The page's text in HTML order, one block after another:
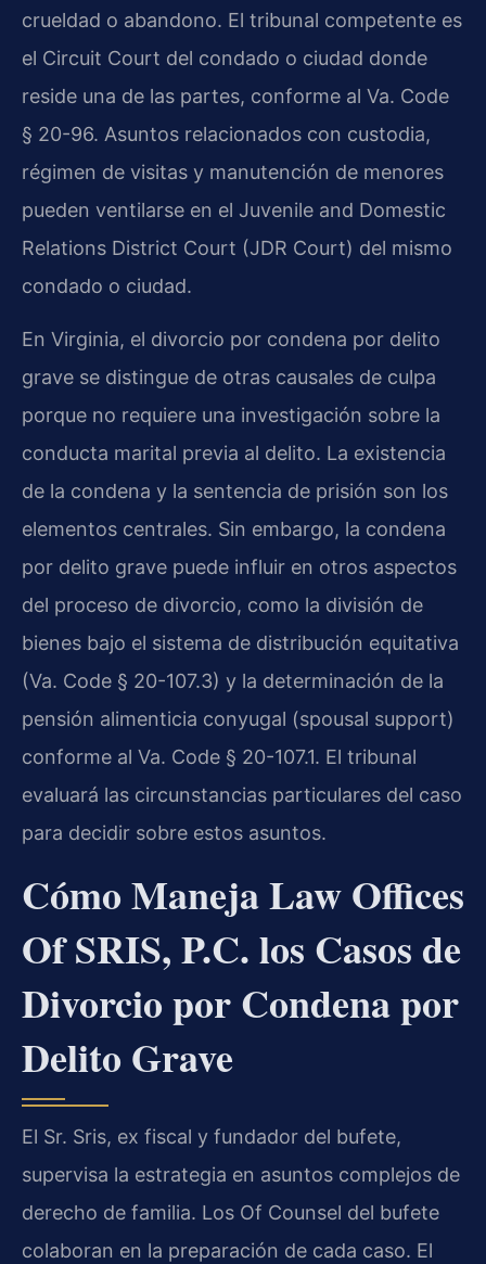
crueldad o abandono. El tribunal competente es
el Circuit Court del condado o ciudad donde
reside una de las partes, conforme al Va. Code
§ 20-96. Asuntos relacionados con custodia,
régimen de visitas y manutención de menores
pueden ventilarse en el Juvenile and Domestic
Relations District Court (JDR Court) del mismo
condado o ciudad.
En Virginia, el divorcio por condena por delito
grave se distingue de otras causales de culpa
porque no requiere una investigación sobre la
conducta marital previa al delito. La existencia
de la condena y la sentencia de prisión son los
elementos centrales. Sin embargo, la condena
por delito grave puede influir en otros aspectos
del proceso de divorcio, como la división de
bienes bajo el sistema de distribución equitativa
(Va. Code § 20-107.3) y la determinación de la
pensión alimenticia conyugal (spousal support)
conforme al Va. Code § 20-107.1. El tribunal
evaluará las circunstancias particulares del caso
para decidir sobre estos asuntos.
Cómo Maneja Law Offices
Of SRIS, P.C. los Casos de
Divorcio por Condena por
Delito Grave
El Sr. Sris, ex fiscal y fundador del bufete,
supervisa la estrategia en asuntos complejos de
derecho de familia. Los Of Counsel del bufete
colaboran en la preparación de cada caso. El